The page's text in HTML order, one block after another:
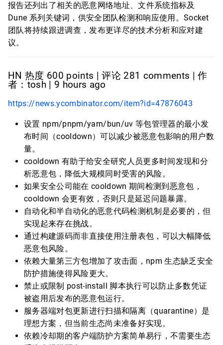
报告还列出了相关的恶意网络地址、文件系统指标及
Dune 系列关键词，供安全团队检测和响应使用。Socket
团队将持续跟进调查，发布更详尽的技术分析和应对建
议。
HN 热度 600 points | 评论 281 comments | 作
者：tosh | 9 hours ago
https://news.ycombinator.com/item?id=47876043
设置 npm/pnpm/yarn/bun/uv 等包管理器的最小发
布时间（cooldown）可以减少被恶意包影响的用户数
量。
cooldown 有助于给安全研究人员更多时间发现和分
析恶意包，降低大规模同时受害的风险。
如果安全公司能在 cooldown 期间检测到恶意包，
cooldown 会更有效，否则只是延迟问题暴露。
自动化和半自动化的恶意代码检测机制是必要的，但
实现起来存在挑战。
通过构建源码而非直接使用注册表包，可以大幅降低
恶意包风险。
依赖大量第三方包增加了攻击面，npm 生态缺乏安全
防护措施使得风险更大。
禁止或限制 post-install 脚本执行可以防止多数凭证
被盗用后发布的恶意包运行。
服务器端对包更新进行扫描和隔离（quarantine）是
理想方案，但当前生态尚未准备好实现。
依赖冷却期的客户端防护方案简单易行，不需要生态